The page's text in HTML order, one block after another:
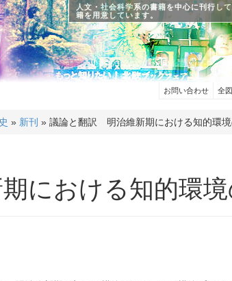
人文・社会科学系の書籍を中心に刊行し
籍を用意しています。
お問い合わせ 全
» 新刊 » 議論と翻訳 明治維新期における知的環
における知的環境